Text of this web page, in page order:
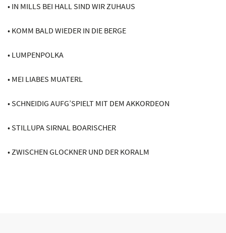
• IN MILLS BEI HALL SIND WIR ZUHAUS
• KOMM BALD WIEDER IN DIE BERGE
• LUMPENPOLKA
• MEI LIABES MUATERL
• SCHNEIDIG AUFG’SPIELT MIT DEM AKKORDEON
• STILLUPA SIRNAL BOARISCHER
• ZWISCHEN GLOCKNER UND DER KORALM